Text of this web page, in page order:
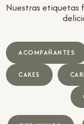
Nuestras etiquetas
ACOMPAÑANTES
CAKES